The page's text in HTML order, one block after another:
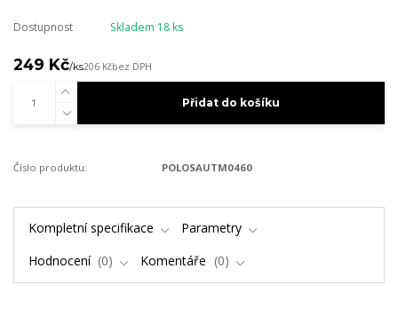
Dostupnost Skladem 18 ks
249 Kč/ks206 Kčbez DPH
Přidat do košíku
Číslo produktu: POLOSAUTM0460
Kompletní specifikace
Parametry
Hodnocení
0 Komentáře 0